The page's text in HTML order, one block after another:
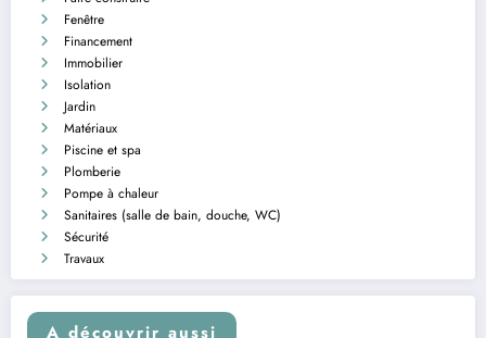
Fenêtre
Financement
Immobilier
Isolation
Jardin
Matériaux
Piscine et spa
Plomberie
Pompe à chaleur
Sanitaires (salle de bain, douche, WC)
Sécurité
Travaux
A découvrir aussi